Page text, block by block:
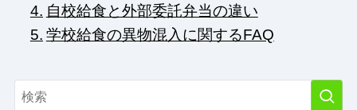
自校給食と外部委託弁当の違い
学校給食の異物混入に関するFAQ